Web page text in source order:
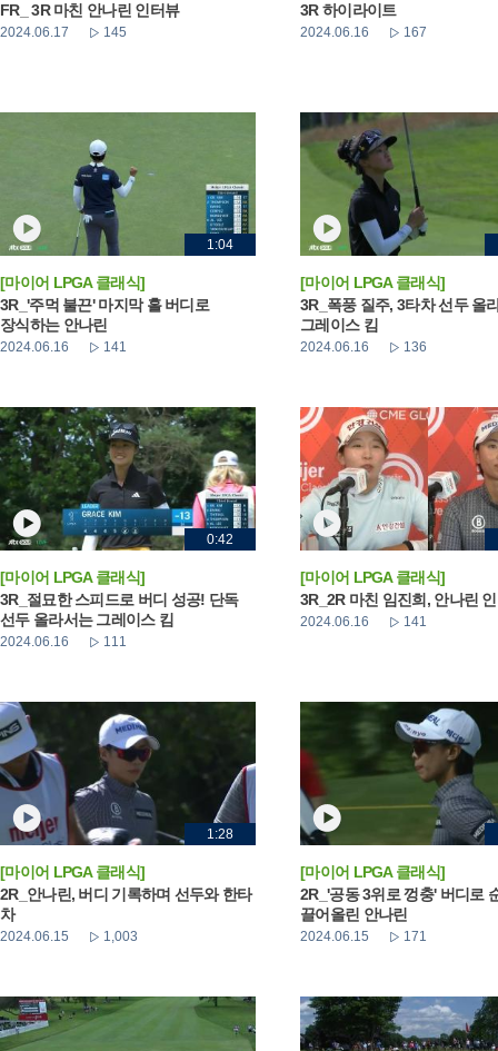
FR_ 3R 마친 안나린 인터뷰
2024.06.17 145
3R 하이라이트
2024.06.16 167
1:04
[마이어 LPGA 클래식]
3R_'주먹 불끈' 마지막 홀 버디로
장식하는 안나린
2024.06.16 141
[마이어 LPGA 클래식]
3R_폭풍 질주, 3타차 선두 올
그레이스 킴
2024.06.16 136
0:42
[마이어 LPGA 클래식]
3R_절묘한 스피드로 버디 성공! 단독
선두 올라서는 그레이스 킴
2024.06.16 111
[마이어 LPGA 클래식]
3R_2R 마친 임진희, 안나린
2024.06.16 141
1:28
[마이어 LPGA 클래식]
2R_안나린, 버디 기록하며 선두와 한타
차
2024.06.15 1,003
[마이어 LPGA 클래식]
2R_'공동 3위로 껑충' 버디로
끌어올린 안나린
2024.06.15 171